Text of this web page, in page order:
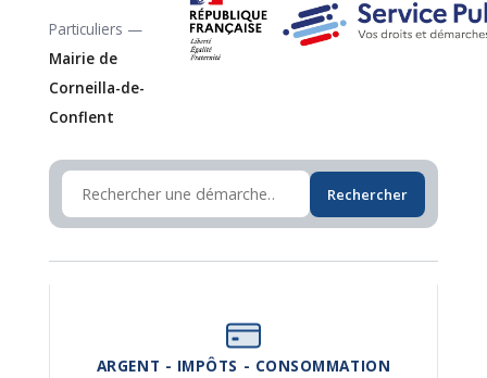
Particuliers —
Mairie de
Corneilla-de-
Conflent
Rechercher
ARGENT - IMPÔTS - CONSOMMATION